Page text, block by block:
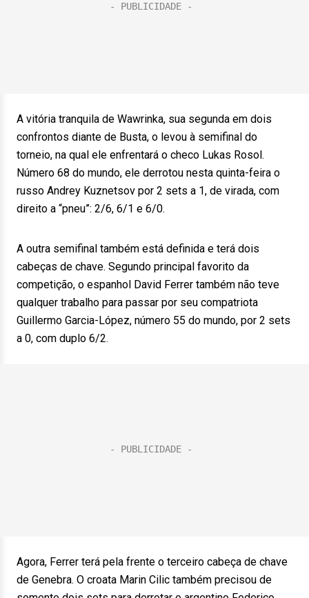
A vitória tranquila de Wawrinka, sua segunda em dois
confrontos diante de Busta, o levou à semifinal do
torneio, na qual ele enfrentará o checo Lukas Rosol.
Número 68 do mundo, ele derrotou nesta quinta-feira o
russo Andrey Kuznetsov por 2 sets a 1, de virada, com
direito a “pneu”: 2/6, 6/1 e 6/0.
A outra semifinal também está definida e terá dois
cabeças de chave. Segundo principal favorito da
competição, o espanhol David Ferrer também não teve
qualquer trabalho para passar por seu compatriota
Guillermo Garcia-López, número 55 do mundo, por 2 sets
a 0, com duplo 6/2.
Agora, Ferrer terá pela frente o terceiro cabeça de chave
de Genebra. O croata Marin Cilic também precisou de